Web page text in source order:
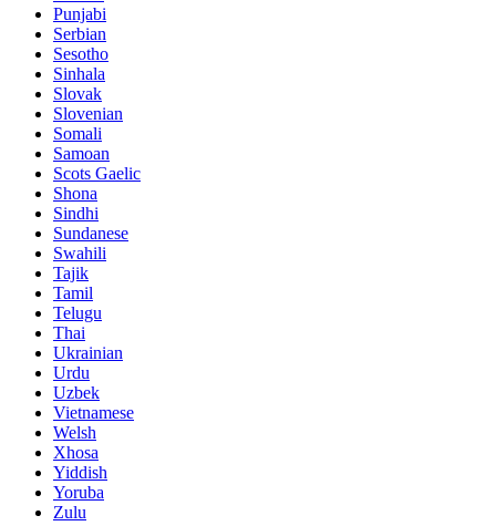
Punjabi
Serbian
Sesotho
Sinhala
Slovak
Slovenian
Somali
Samoan
Scots Gaelic
Shona
Sindhi
Sundanese
Swahili
Tajik
Tamil
Telugu
Thai
Ukrainian
Urdu
Uzbek
Vietnamese
Welsh
Xhosa
Yiddish
Yoruba
Zulu